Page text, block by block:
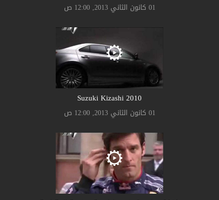
01 كانون الثاني 2013, 12:00 ص
Suzuki Kizashi 2010
01 كانون الثاني 2013, 12:00 ص